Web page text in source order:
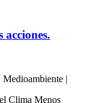
acciones.
|
Clima Menos